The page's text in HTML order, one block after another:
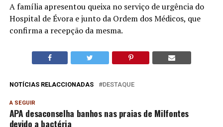
A família apresentou queixa no serviço de urgência do
Hospital de Évora e junto da Ordem dos Médicos, que
confirma a recepção da mesma.
NOTÍCIAS RELACCIONADAS DESTAQUE
A SEGUIR
APA desaconselha banhos nas praias de Milfontes
devido a bactéria